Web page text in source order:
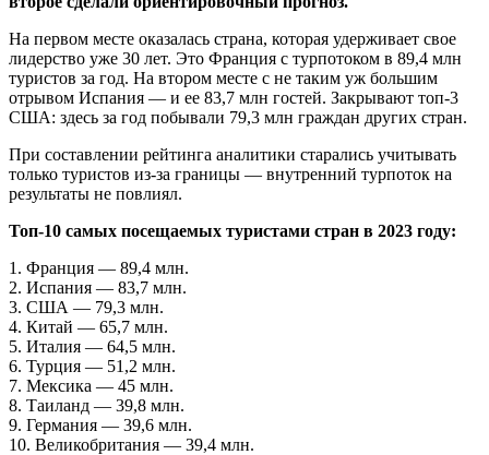
На первом месте оказалась страна, которая удерживает свое
лидерство уже 30 лет. Это Франция с турпотоком в 89,4 млн
туристов за год. На втором месте с не таким уж большим
отрывом Испания — и ее 83,7 млн гостей. Закрывают топ-3
США: здесь за год побывали 79,3 млн граждан других стран.
При составлении рейтинга аналитики старались учитывать
только туристов из-за границы — внутренний турпоток на
результаты не повлиял.
Топ-10 самых посещаемых туристами стран в 2023 году:
1. Франция — 89,4 млн.
2. Испания — 83,7 млн.
3. США — 79,3 млн.
4. Китай — 65,7 млн.
5. Италия — 64,5 млн.
6. Турция — 51,2 млн.
7. Мексика — 45 млн.
8. Таиланд — 39,8 млн.
9. Германия — 39,6 млн.
10. Великобритания — 39,4 млн.